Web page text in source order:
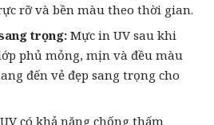
rỡ và bền màu theo thời gian.
trọng: Mực in UV sau khi
phủ mỏng, mịn và đều màu
đến vẻ đẹp sang trọng cho
có khả năng chống thấm